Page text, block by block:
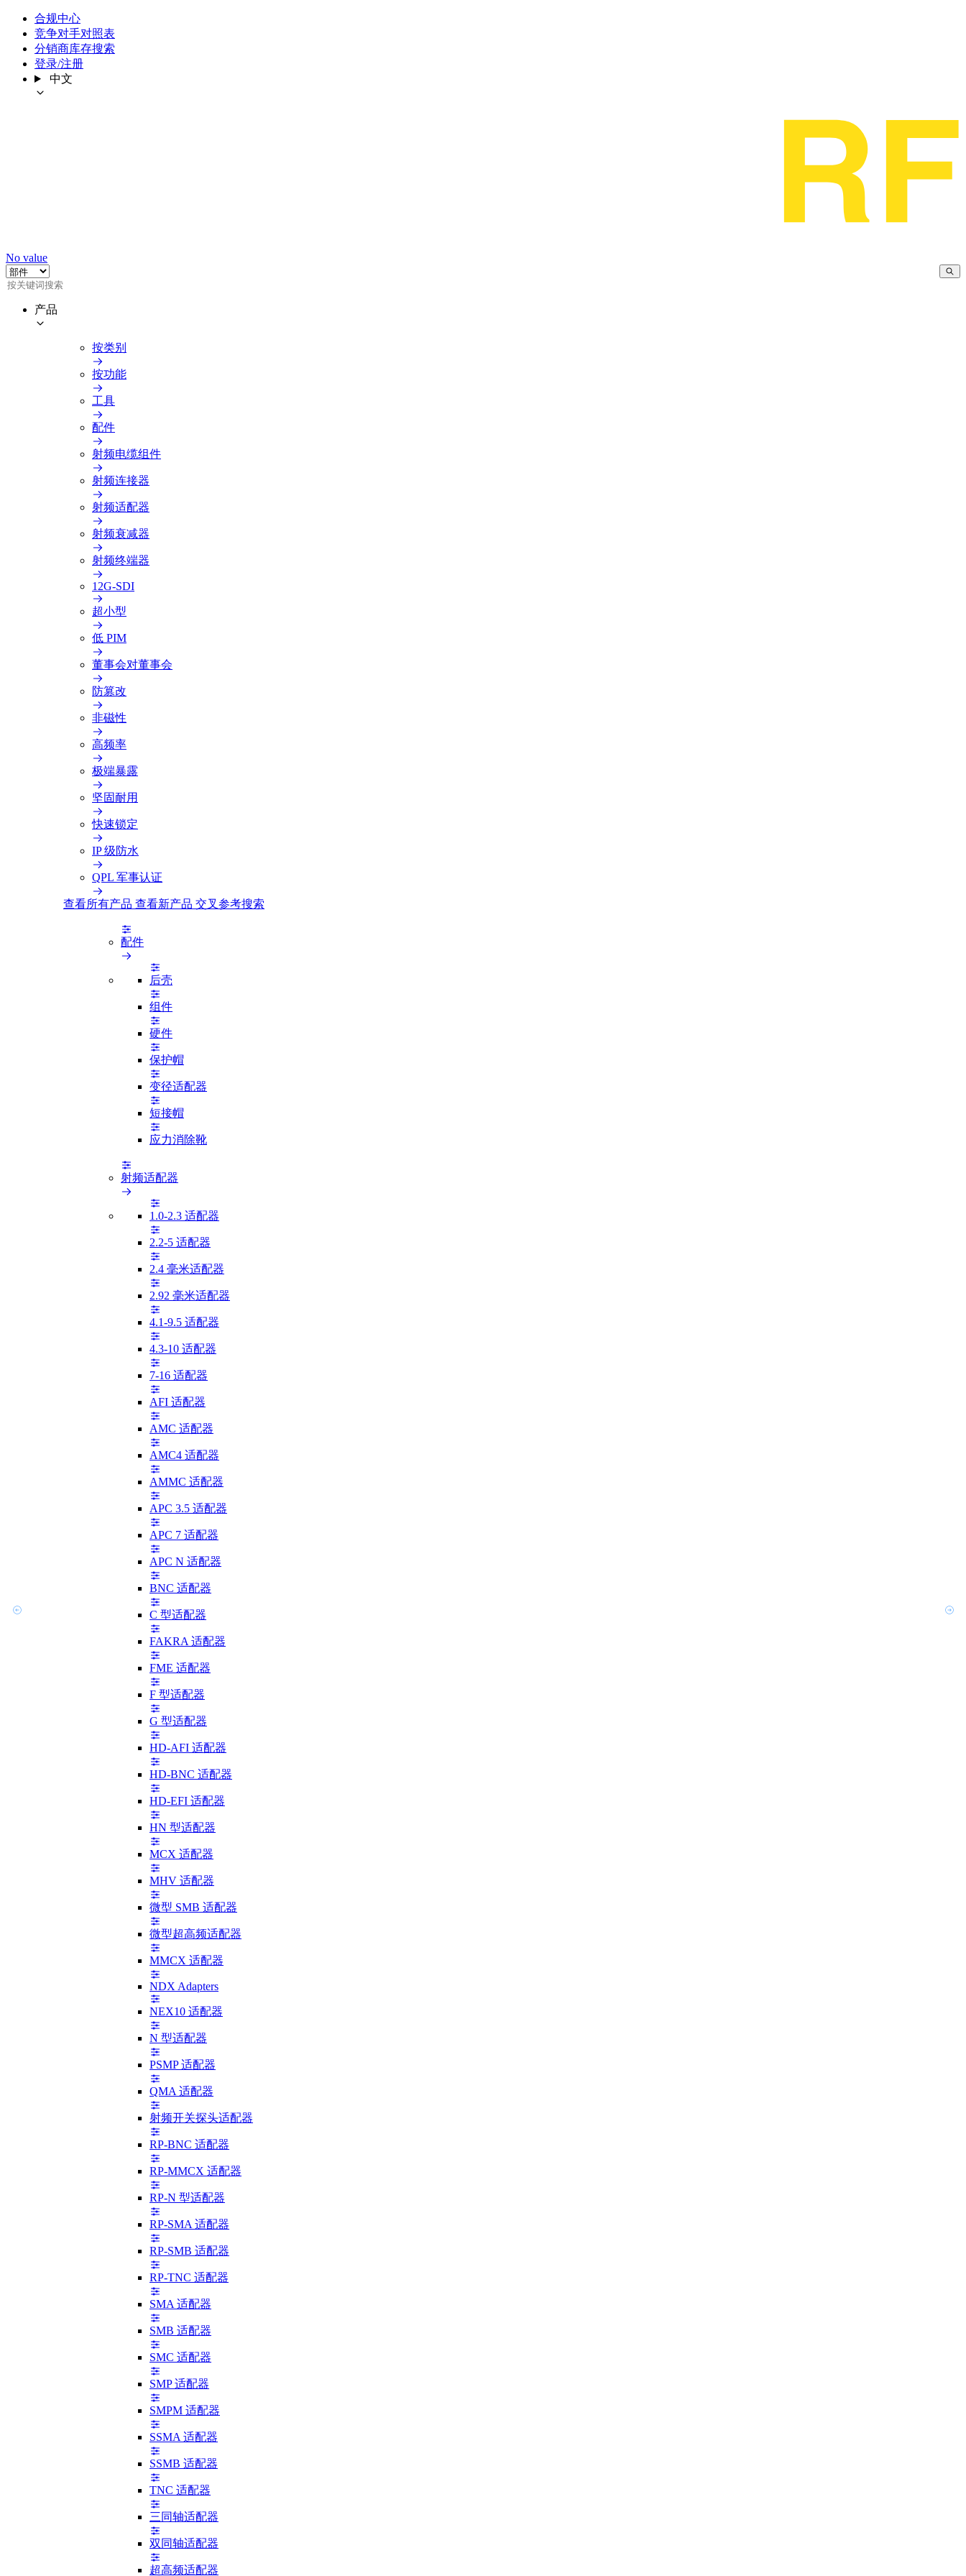
合规中心
竞争对手对照表
分销商库存搜索
登录/注册
中文
No value
产品
按类别
按功能
工具
配件
射频电缆组件
射频连接器
射频适配器
射频衰减器
射频终端器
12G-SDI
超小型
低 PIM
董事会对董事会
防篡改
非磁性
高频率
极端暴露
坚固耐用
快速锁定
IP 级防水
QPL 军事认证
查看所有产品 查看新产品 交叉参考搜索
配件
后壳
组件
硬件
保护帽
变径适配器
短接帽
应力消除靴
射频适配器
1.0-2.3 适配器
2.2-5 适配器
2.4 毫米适配器
2.92 毫米适配器
4.1-9.5 适配器
4.3-10 适配器
7-16 适配器
AFI 适配器
AMC 适配器
AMC4 适配器
AMMC 适配器
APC 3.5 适配器
APC 7 适配器
APC N 适配器
BNC 适配器
C 型适配器
FAKRA 适配器
FME 适配器
F 型适配器
G 型适配器
HD-AFI 适配器
HD-BNC 适配器
HD-EFI 适配器
HN 型适配器
MCX 适配器
MHV 适配器
微型 SMB 适配器
微型超高频适配器
MMCX 适配器
NDX Adapters
NEX10 适配器
N 型适配器
PSMP 适配器
QMA 适配器
射频开关探头适配器
RP-BNC 适配器
RP-MMCX 适配器
RP-N 型适配器
RP-SMA 适配器
RP-SMB 适配器
RP-TNC 适配器
SMA 适配器
SMB 适配器
SMC 适配器
SMP 适配器
SMPM 适配器
SSMA 适配器
SSMB 适配器
TNC 适配器
三同轴适配器
双同轴适配器
超高频适配器